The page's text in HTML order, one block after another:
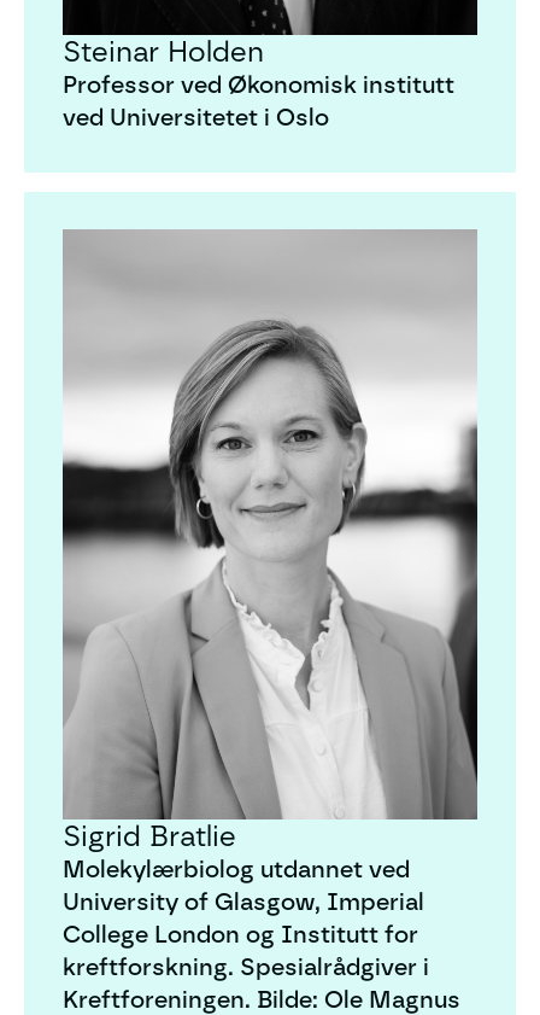
Steinar Holden
Professor ved Økonomisk institutt
ved Universitetet i Oslo
Sigrid Bratlie
Molekylærbiolog utdannet ved
University of Glasgow, Imperial
College London og Institutt for
kreftforskning. Spesialrådgiver i
Kreftforeningen. Bilde: Ole Magnus